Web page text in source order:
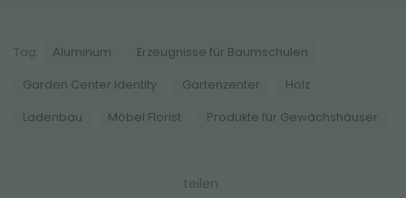
Tag: Aluminum Erzeugnisse für Baumschulen
Garden Center Identity Gartenzenter Holz
Ladenbau Möbel Florist Produkte für Gewächshäuser
teilen